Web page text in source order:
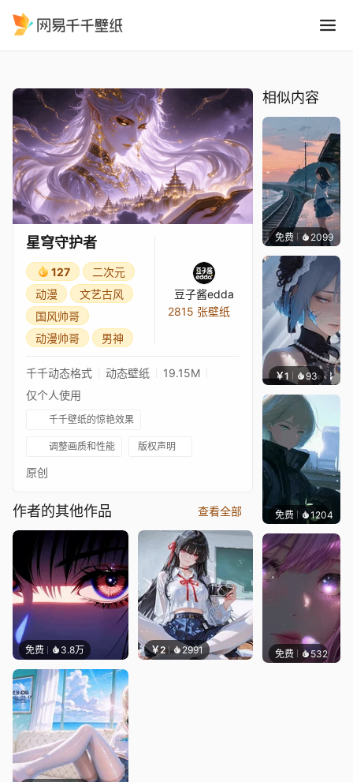
星穹守护者
127
二次元
动漫
文艺古风
国风帅哥
动漫帅哥
男神
豆子酱edda
2815 张壁纸
千千动态格式 动态壁纸
19.15M
仅个人使用
千千壁纸的惊艳效果
调整画质和性能 版权声明
原创
作者的其他作品 查看全部
免费 3.8万 ￥2 2991
相似内容
免费 2099辰东
￥1 93 辰东
免费 1204辰东
免费 532辰东